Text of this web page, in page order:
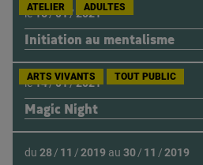
Initiation au mentalisme
le16/01/2021
ATELIER ADULTES
Magic Night
le14/01/2021
ARTS VIVANTS TOUT PUBLIC
du 28/ 11 /2019 au 30/ 11 /2019